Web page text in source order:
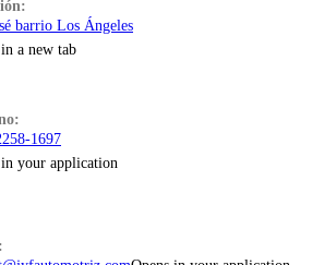
barrio Los Ángeles
a new tab
1697
in your application